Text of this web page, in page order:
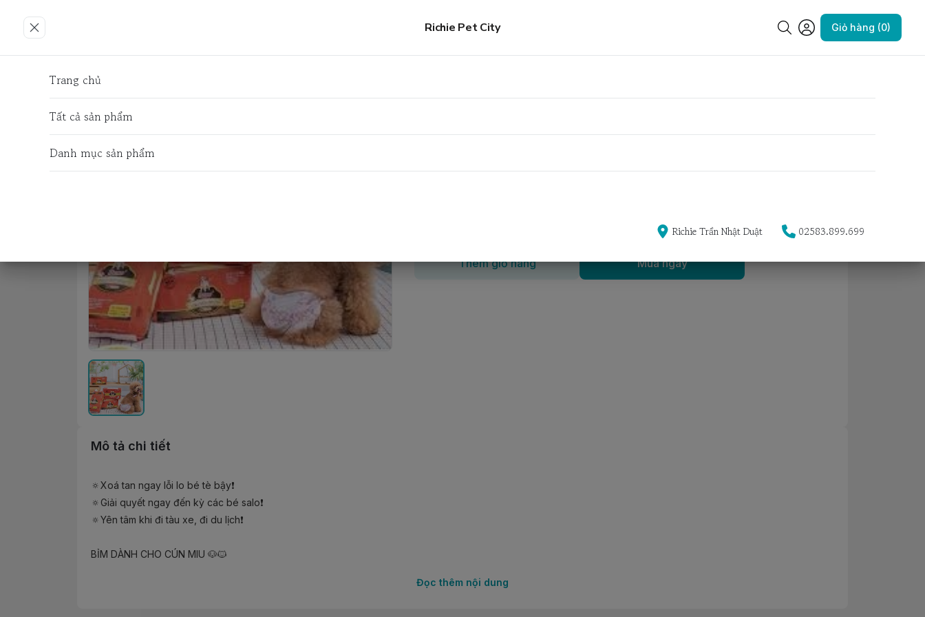
Richie Pet City Giỏ hàng (0)
8.000đ Yêu thích
Thêm giỏ hàng Mua ngay
Mô tả chi tiết
🔅Xoá tan ngay lỗi lo bé tè bậy❗️
🔅Giải quyết ngay đến kỳ các bé salo❗️
🔅Yên tâm khi đi tàu xe, đi du lịch❗️
BỈM DÀNH CHO CÚN MIU 🐶🐱
Với chất liệu siêu an toàn và thấm hút tốt, các bộ mẹ ko phải lo lắng gì nữa nhé!
Đọc thêm nội dung
Trang chủ
Tất cả sản phẩm
Danh mục sản phẩm
Richie Trần Nhật Duật 02583.899.699